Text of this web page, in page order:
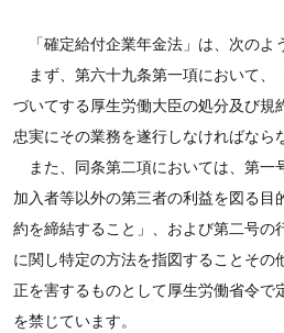
「確定給付企業年金法」は、次のよ
まず、第六十九条第一項において、
づいてする厚生労働大臣の処分及び規
忠実にその業務を遂行しなければなら
また、同条第二項においては、第一
加入者等以外の第三者の利益を図る目
約を締結すること」、および第二号の
に関し特定の方法を指図することその
正を害するものとして厚生労働省令で
を禁じています。